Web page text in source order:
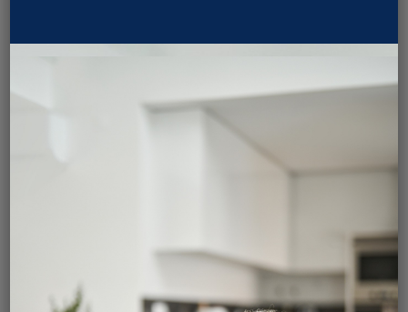
La récupération après une
vasectomie
Combien de temps dure la douleur après une
vasectomie ?
L’inconfort et la sensibilité